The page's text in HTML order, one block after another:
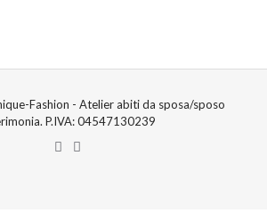
Fashion - Atelier abiti da sposa/sposo
P.IVA: 04547130239